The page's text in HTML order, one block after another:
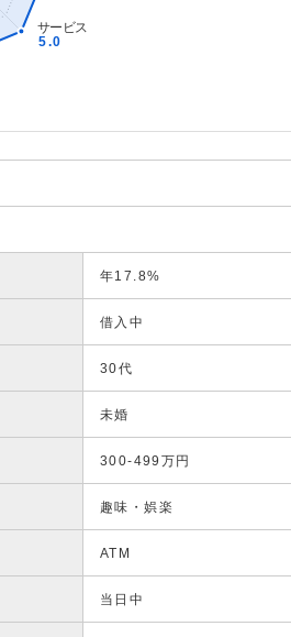
年17.8%
借入中
30代
未婚
300-499万円
趣味・娯楽
ATM
当日中